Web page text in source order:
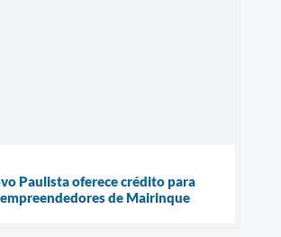
Paulista oferece crédito para
de Mairinque